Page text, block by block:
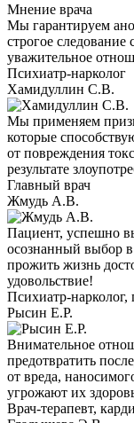
Мнение врача
Мы гарантируем
строгое
уважительное
Психиатр-нарколог
Хамидуллин С.В.
Мы применяем
которые
от повреждения
результате
Главный врач
Жмудь А.В.
Пациент, успешно
осознанный выбор в
прожить жизнь
удовольствие!
Психиатр-нарколог,
Рысин Е.Р.
Внимательное
предотвратить
от вреда,
угрожают их
Врач-терапевт,